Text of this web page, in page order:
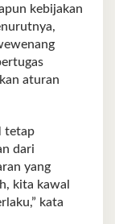
kebijakan
aturan
tetap
dari
yang
kita kawal
kata